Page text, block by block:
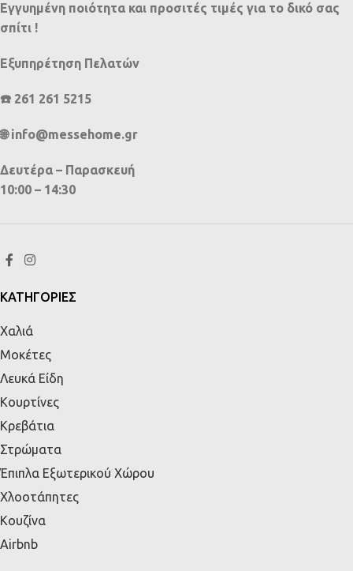
Εγγυημένη ποιότητα και προσιτές τιμές για το δικό σας
σπίτι !
Εξυπηρέτηση Πελατών
☎️ 261 261 5215
🌐 info@messehome.gr
Δευτέρα – Παρασκευή
10:00 – 14:30
ΚΑΤΗΓΟΡΙΕΣ
Χαλιά
Μοκέτες
Λευκά Είδη
Κουρτίνες
Κρεβάτια
Στρώματα
Έπιπλα Εξωτερικού Χώρου
Χλοοτάπητες
Κουζίνα
Airbnb